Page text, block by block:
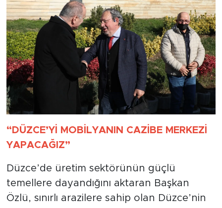
“DÜZCE’Yİ MOBİLYANIN CAZİBE MERKEZİ
YAPACAĞIZ”
Düzce’de üretim sektörünün güçlü
temellere dayandığını aktaran Başkan
Özlü, sınırlı arazilere sahip olan Düzce’nin